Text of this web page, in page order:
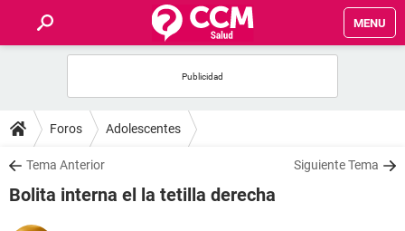
MENU
FOROS
SALUD
Foros Adolescentes
Tema Anterior Siguiente Tema
Bolita interna el la tetilla derecha